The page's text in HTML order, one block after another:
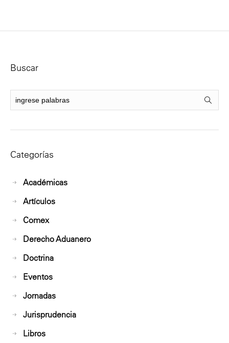
Buscar
Categorías
Académicas
Artículos
Comex
Derecho Aduanero
Doctrina
Eventos
Jornadas
Jurisprudencia
Libros